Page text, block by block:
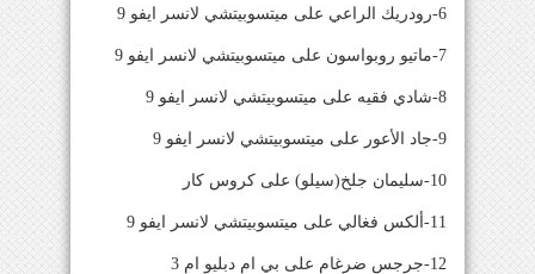
6-رودريك الراعي على ميتسوبيتشي لانسر ايفو 9
7-ماتيو روبواسون على ميتسوبيتشي لانسر ايفو 9
8-شادي فقيه على ميتسوبيتشي لانسر ايفو 9
9-جاد الأعور على ميتسوبيتشي لانسر ايفو 9
10-سليمان جلخ(سيلو) على كروس كار
11-ألكس فغالي على ميتسوبيتشي لانسر ايفو 9
12-جرجس ضرغام على بي ام دبليو ام 3